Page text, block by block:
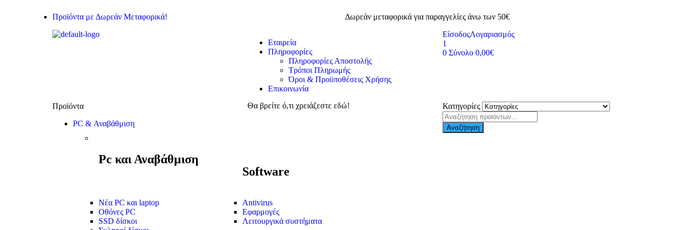
Προϊόντα με Δωρεάν Μεταφορικά! Δωρεάν μεταφορικά για παραγγελίες άνω των 50€
Εταιρεία
Πληροφορίες
Πληροφορίες Αποστολής
Τρόποι Πληρωμής
Όροι & Προϋποθέσεις Χρήσης
Επικοινωνία
ΕίσοδοςΛογαριασμός
1
0 Σύνολο 0,00€
PC & Αναβάθμιση
Pc και Αναβάθμιση
Software
Νέα PC και laptop
Οθόνες PC
SSD δίσκοι
Antivirus
Εφαρμογές
Λειτουργικά συστήματα
Θα βρείτε ό,τι χρειάζεστε εδώ! Κατηγορίες
Αναζήτηση